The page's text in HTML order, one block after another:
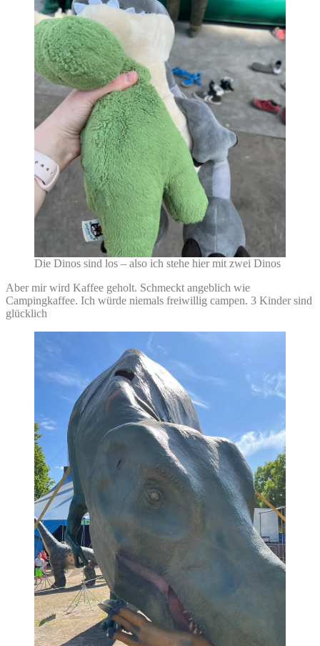
Die Dinos sind los – also ich stehe hier mit zwei Dinos
Aber mir wird Kaffee geholt. Schmeckt angeblich wie
Campingkaffee. Ich würde niemals freiwillig campen. 3 Kinder sind
glücklich